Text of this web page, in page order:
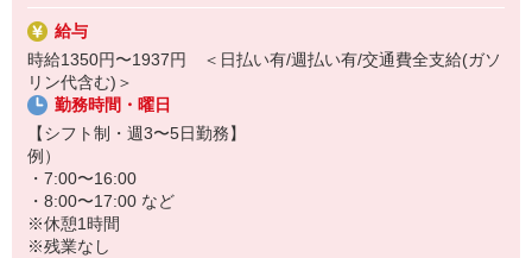
温かい雰囲気なので利用者さん・スタッフともに居心地のよい職場
◎
仕事に慣れるまで先輩がやさしくフォローしてくれます^^*
給与
時給1350円〜1937円 ＜日払い有/週払い有/交通費全支給(ガソ
リン代含む)＞
勤務時間・曜日
【シフト制・週3〜5日勤務】
例）
・7:00〜16:00
・8:00〜17:00 など
※休憩1時間
※残業なし